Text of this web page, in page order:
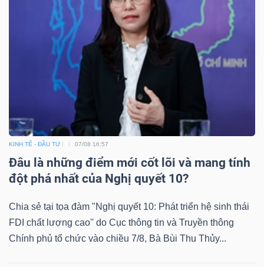
KINH TẾ - ĐẦU TƯ 07/08 16:57
Đâu là những điểm mới cốt lõi và mang tính
đột phá nhất của Nghị quyết 10?
Chia sẻ tại tọa đàm "Nghị quyết 10: Phát triển hệ sinh thái
FDI chất lượng cao'' do Cục thông tin và Truyền thông
Chính phủ tổ chức vào chiều 7/8, Bà Bùi Thu Thủy...
Truyền
tài
chính